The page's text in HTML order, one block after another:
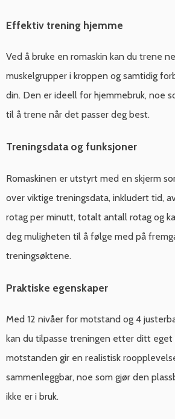
Effektiv trening hjemme
Ved å bruke en romaskin kan du trene
muskelgrupper i kroppen og samtidig
din. Den er ideell for hjemmebruk, noe
til å trene når det passer deg best.
Treningsdata og funksjoner
Romaskinen er utstyrt med en skjerm
over viktige treningsdata, inkludert tid,
rotag per minutt, totalt antall rotag og
deg muligheten til å følge med på
treningsøktene.
Praktiske egenskaper
Med 12 nivåer for motstand og 4
kan du tilpasse treningen etter ditt eget
motstanden gir en realistisk
sammenleggbar, noe som gjør den
ikke er i bruk.